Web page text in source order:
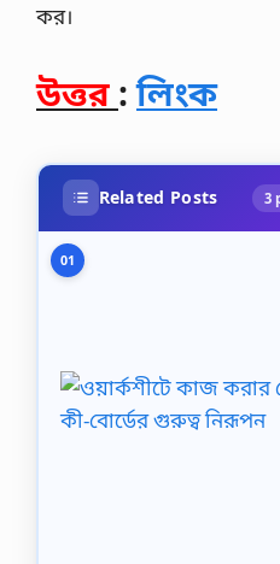
কর।
উত্তর :লিংক
Related Posts 3
01